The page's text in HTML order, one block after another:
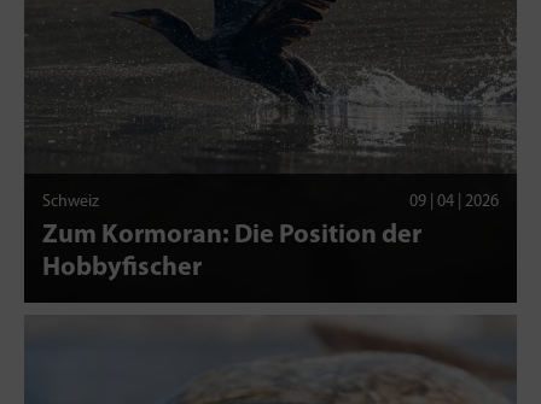
Schweiz 09 | 04 | 2026
Zum Kormoran: Die Position der
Hobbyfischer